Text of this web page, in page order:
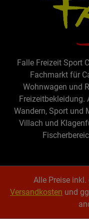
Falle Freizeit Sport
Fachmarkt für
Wohnwagen und
Freizeitbekleidung.
Wandern, Sport und
Villach und
Alle Preise inkl.
Versandkosten und